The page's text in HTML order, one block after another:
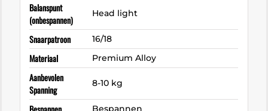
Balanspunt
(onbespannen)
Head light
Snaarpatroon 16/18
Materiaal Premium Alloy
Aanbevolen
Spanning
8-10 kg
Bespannen